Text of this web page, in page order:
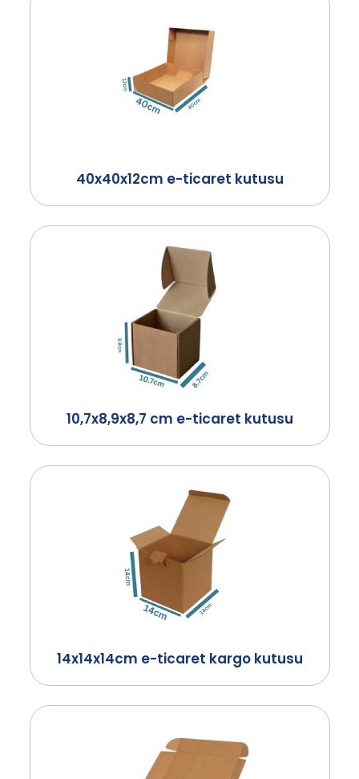
40x40x12cm e-ticaret kutusu
10,7x8,9x8,7 cm e-ticaret kutusu
14x14x14cm e-ticaret kargo kutusu